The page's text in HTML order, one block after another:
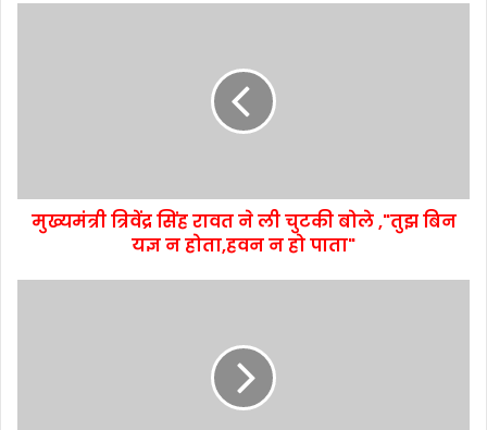
मुख्यमंत्री त्रिवेंद्र सिंह रावत ने ली चुटकी बोले ,"तुझ बिन
यज्ञ न होता,हवन न हो पाता"